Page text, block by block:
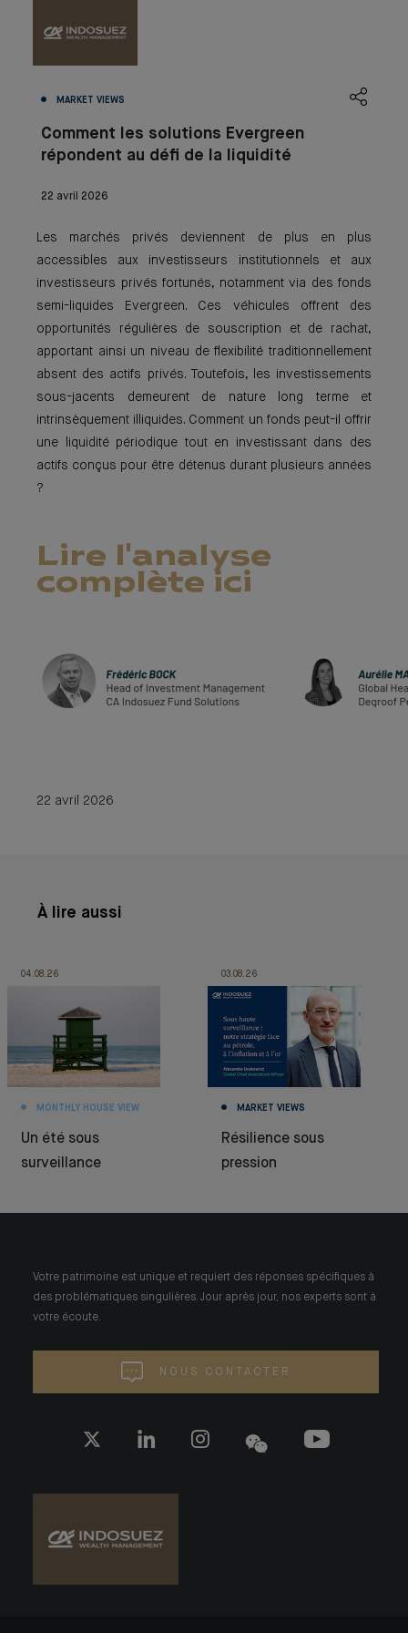
MARKET VIEWS
Comment les solutions Evergreen
répondent au défi de la liquidité
22 avril 2026
Les marchés privés deviennent de plus en plus
accessibles aux investisseurs institutionnels et aux
investisseurs privés fortunés, notamment via des fonds
semi-liquides Evergreen. Ces véhicules offrent des
opportunités régulières de souscription et de rachat,
apportant ainsi un niveau de flexibilité traditionnellement
absent des actifs privés. Toutefois, les investissements
sous-jacents demeurent de nature long terme et
intrinsèquement illiquides. Comment un fonds peut-il offrir
une liquidité périodique tout en investissant dans des
actifs conçus pour être détenus durant plusieurs années
?
Lire l'analyse
complète ici
22 avril 2026
À lire aussi
04.08.26
MONTHLY HOUSE VIEW
Un été sous
surveillance
03.08.26
MARKET VIEWS
Résilience sous
pression
Votre patrimoine est unique et requiert des réponses spécifiques à
des problématiques singulières. Jour après jour, nos experts sont à
votre écoute.
NOUS CONTACTER